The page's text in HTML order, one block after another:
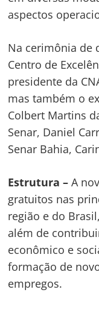
aspectos
Na cerimônia de
Centro de
presidente da
mas também o
Colbert Martins
Senar, Daniel
Senar Bahia,
Estrutura –A
gratuitos nas
região e do
além de
econômico e
formação de
empregos.
Navegação
de
Post